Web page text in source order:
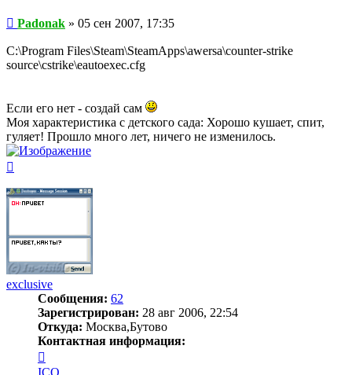
Сообщение
Padonak » 05 сен 2007, 17:35
C:\Program Files\Steam\SteamApps\awersa\counter-strike
source\cstrike\eautoexec.cfg
Если его нет - создай сам
Моя характеристика с детского сада: Хорошо кушает, спит,
гуляет! Прошло много лет, ничего не изменилось.
началу
exclusive
Сообщения: 62
Зарегистрирован: 28 авг 2006, 22:54
Откуда: Москва,Бутово
Контактная информация:
информация